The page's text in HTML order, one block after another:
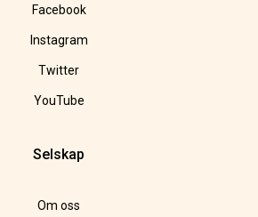
Facebook
Instagram
Twitter
YouTube
Selskap
Om oss